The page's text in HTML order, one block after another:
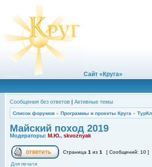
Сайт «Круга»
Сообщения без ответов | Активные темы
Список форумов » Программы и проекты Круга »
Майский поход 2019
Модераторы: М.Ю., skvoznyak
Страница 1 из 1 [ Сообщений: 10 ]
Для печати